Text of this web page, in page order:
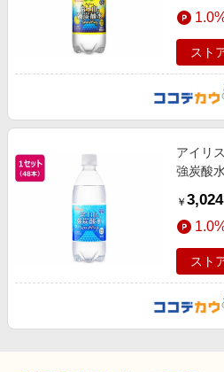
スポーツ・アウトドア・ゴルフ
旅行・レジャー・ホテル予約
生活・お役立ち
金融・マネー・保険
デジタルコンテンツ
ビジネス・その他サービス
楽天サービス特集
わくわく夏特集
50万ポイント山分けキャンペーン
Apple公式サイト×楽天カード分割払い
Samsung ボーナスキャンペーン
週末の高還元 夏の長期版
スト
アイリ
強炭酸
￥ 3,024
スト